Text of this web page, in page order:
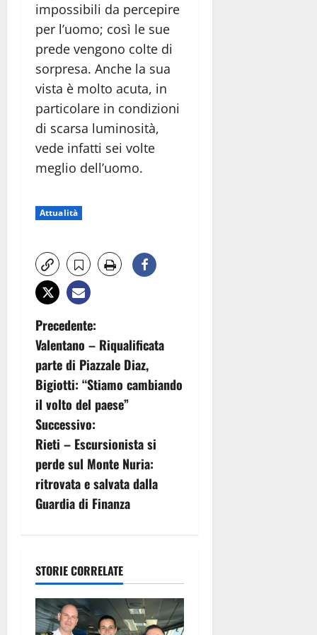
impossibili da percepire
per l’uomo; così le sue
prede vengono colte di
sorpresa. Anche la sua
vista è molto acuta, in
particolare in condizioni
di scarsa luminosità,
vede infatti sei volte
meglio dell’uomo.
Attualità
N
a
v
i
g
a
z
o
n
e
Precedente:
Valentano – Riqualificata
parte di Piazzale Diaz,
Bigiotti: “Stiamo cambiando
il volto del paese”
Successivo:
Rieti – Escursionista si
perde sul Monte Nuria:
ritrovata e salvata dalla
Guardia di Finanza
STORIE CORRELATE